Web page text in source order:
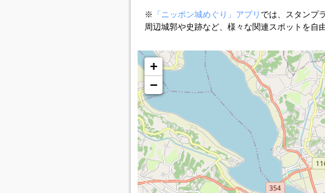
※ 「ニッポン城めぐり」アプリ では、スタンプ
周辺城郭や史跡など、様々な関連スポットを自
+
−